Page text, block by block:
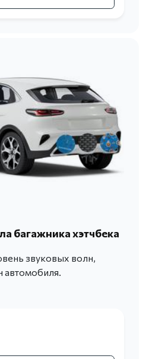
багажника хэтчбека
звуковых волн,
автомобиля.